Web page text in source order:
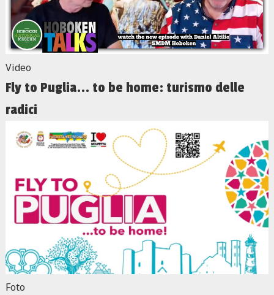
Video
Fly to Puglia... to be home: turismo delle
radici
Foto